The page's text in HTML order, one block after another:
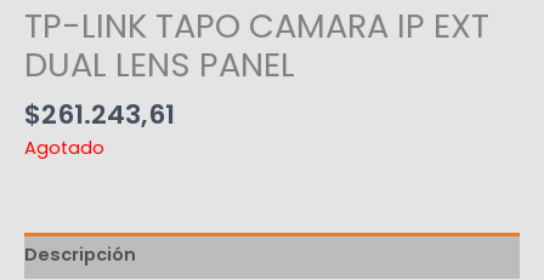
TP-LINK TAPO CAMARA IP EXT
DUAL LENS PANEL
$261.243,61
Agotado
Descripción